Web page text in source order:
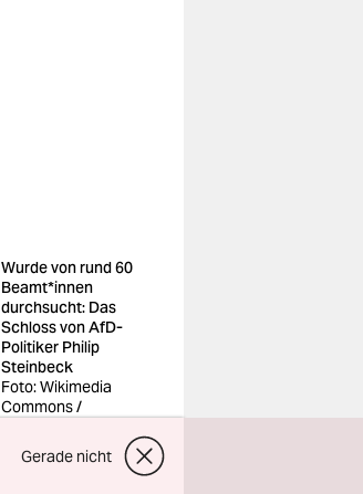
Wurde von rund 60
Be­am­t*in­nen
durchsucht: Das
Schloss von AfD-
Politiker Philip
Steinbeck
Foto:Wikimedia
Commons /
SA 4.0Gerade nicht